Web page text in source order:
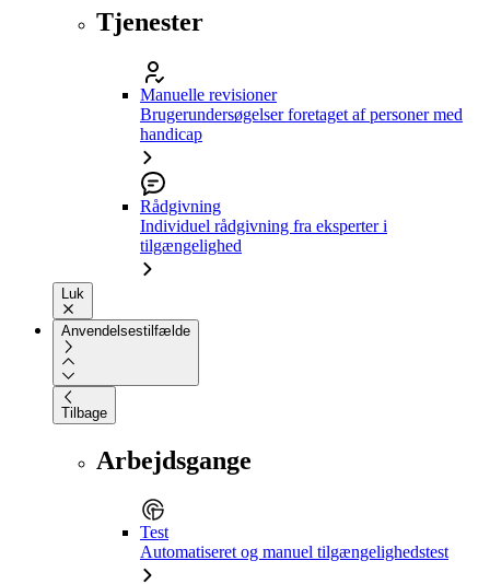
Tjenester
Manuelle revisioner
Brugerundersøgelser foretaget af personer med
handicap
Rådgivning
Individuel rådgivning fra eksperter i
tilgængelighed
Luk
Anvendelsestilfælde
Tilbage
Arbejdsgange
Test
Automatiseret og manuel tilgængelighedstest